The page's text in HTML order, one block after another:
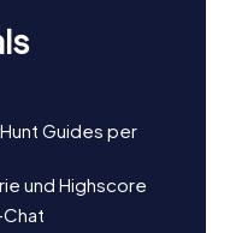
Guides per
und Highscore